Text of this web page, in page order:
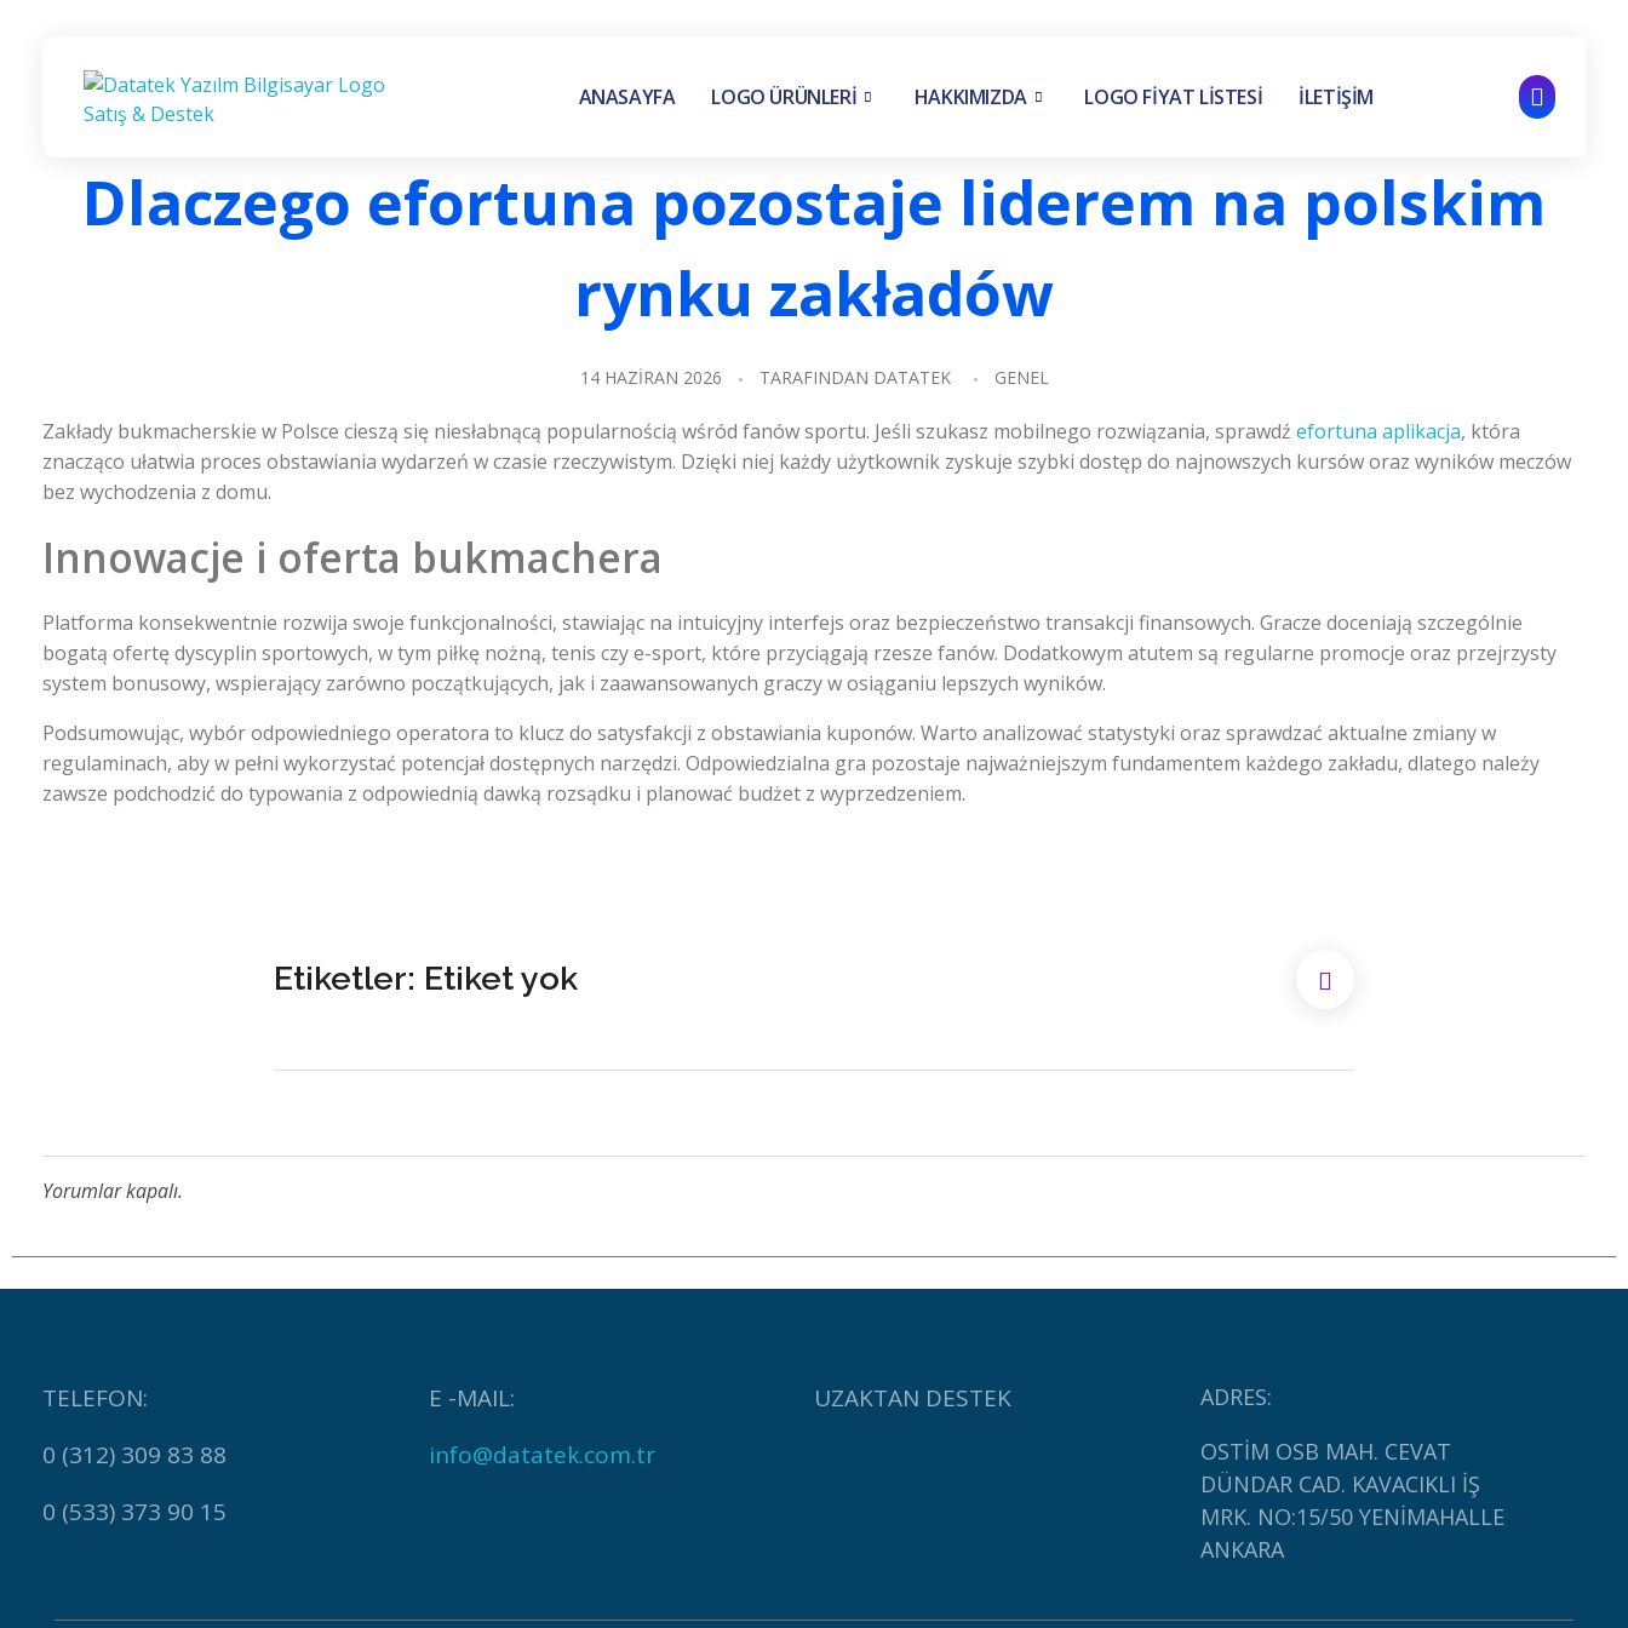
ANASAYFA LOGO ÜRÜNLERİ HAKKIMIZDA LOGO FİYAT LİSTESİ İLETİŞİM
Dlaczego efortuna pozostaje liderem na polskim
rynku zakładów
14 HAZIRAN 2026 TARAFINDAN DATATEK GENEL
Zakłady bukmacherskie w Polsce cieszą się niesłabnącą popularnością wśród fanów sportu. Jeśli szukasz mobilnego rozwiązania, sprawdź efortuna aplikacja, która
znacząco ułatwia proces obstawiania wydarzeń w czasie rzeczywistym. Dzięki niej każdy użytkownik zyskuje szybki dostęp do najnowszych kursów oraz wyników meczów
bez wychodzenia z domu.
Innowacje i oferta bukmachera
Platforma konsekwentnie rozwija swoje funkcjonalności, stawiając na intuicyjny interfejs oraz bezpieczeństwo transakcji finansowych. Gracze doceniają szczególnie
bogatą ofertę dyscyplin sportowych, w tym piłkę nożną, tenis czy e-sport, które przyciągają rzesze fanów. Dodatkowym atutem są regularne promocje oraz przejrzysty
system bonusowy, wspierający zarówno początkujących, jak i zaawansowanych graczy w osiąganiu lepszych wyników.
Podsumowując, wybór odpowiedniego operatora to klucz do satysfakcji z obstawiania kuponów. Warto analizować statystyki oraz sprawdzać aktualne zmiany w
regulaminach, aby w pełni wykorzystać potencjał dostępnych narzędzi. Odpowiedzialna gra pozostaje najważniejszym fundamentem każdego zakładu, dlatego należy
zawsze podchodzić do typowania z odpowiednią dawką rozsądku i planować budżet z wyprzedzeniem.
Etiketler: Etiket yok
Yorumlar kapalı.
TELEFON:
0 (312) 309 83 88
0 (533) 373 90 15
E -MAIL:
info@datatek.com.tr
UZAKTAN DESTEK
ADRES:
OSTİM OSB MAH. CEVAT
DÜNDAR CAD. KAVACIKLI İŞ
MRK. NO:15/50 YENİMAHALLE
ANKARA